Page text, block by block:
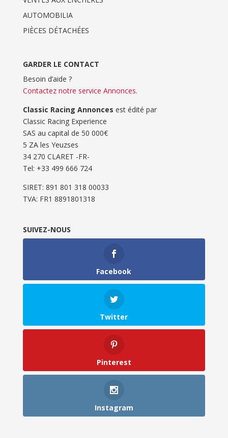
AUTOMOBILIA
PIÈCES DÉTACHÉES
GARDER LE CONTACT
Besoin d’aide ?
Contactez notre service Annonces.
Classic Racing Annonces est édité par
Classic Racing Experience
SAS au capital de 50 000€
5 ZA les Yeuzses
34 270 CLARET -FR-
Tel: ‭+33 499 666 724‬
SIRET: 891 801 318 00033
TVA: FR1 8891801318
SUIVEZ-NOUS
Facebook
Twitter
Pinterest
Instagram